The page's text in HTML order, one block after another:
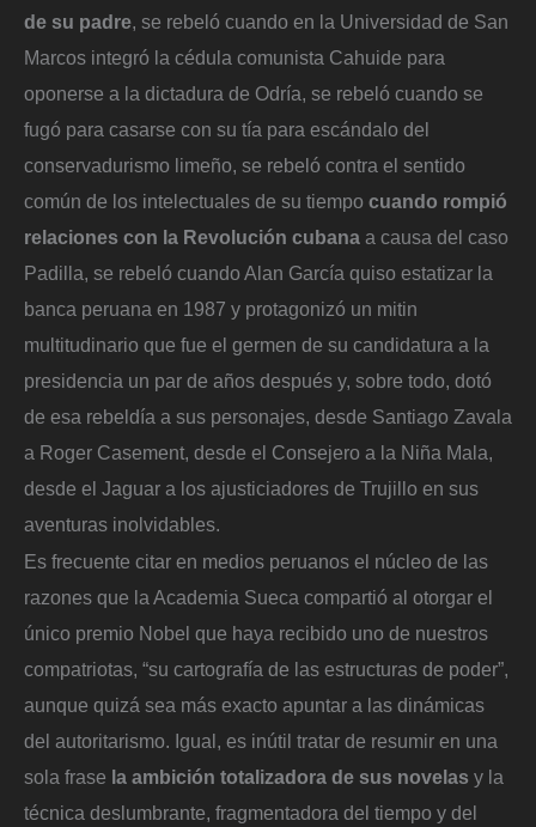
de su padre, se rebeló cuando en la Universidad de San
Marcos integró la cédula comunista Cahuide para
oponerse a la dictadura de Odría, se rebeló cuando se
fugó para casarse con su tía para escándalo del
conservadurismo limeño, se rebeló contra el sentido
común de los intelectuales de su tiempo cuando rompió
relaciones con la Revolución cubana a causa del caso
Padilla, se rebeló cuando Alan García quiso estatizar la
banca peruana en 1987 y protagonizó un mitin
multitudinario que fue el germen de su candidatura a la
presidencia un par de años después y, sobre todo, dotó
de esa rebeldía a sus personajes, desde Santiago Zavala
a Roger Casement, desde el Consejero a la Niña Mala,
desde el Jaguar a los ajusticiadores de Trujillo en sus
aventuras inolvidables.
Es frecuente citar en medios peruanos el núcleo de las
razones que la Academia Sueca compartió al otorgar el
único premio Nobel que haya recibido uno de nuestros
compatriotas, “su cartografía de las estructuras de poder”,
aunque quizá sea más exacto apuntar a las dinámicas
del autoritarismo. Igual, es inútil tratar de resumir en una
sola frase la ambición totalizadora de sus novelas y la
técnica deslumbrante, fragmentadora del tiempo y del